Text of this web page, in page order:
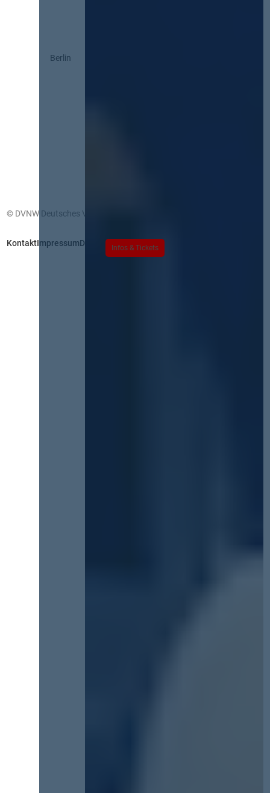
Infos & Tickets
Berlin
© DVNW Deutsches Vergabenetzwerk GmbH
KontaktImpressumDatenschutz